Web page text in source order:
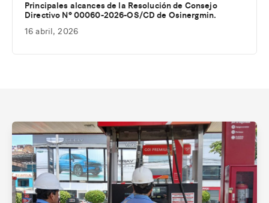
Principales alcances de la Resolución de Consejo
Directivo Nº 00060-2026-OS/CD de Osinergmin.
16 abril, 2026